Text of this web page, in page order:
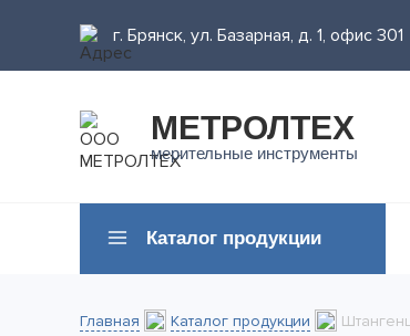
г. Брянск, ул. Базарная, д. 1, офис 301
МЕТРОЛТЕХ
мерительные инструменты
Каталог продукции
Главная Каталог продукции